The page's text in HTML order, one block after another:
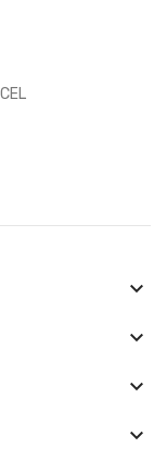
keyboard_arrow_down
keyboard_arrow_down
keyboard_arrow_down
keyboard_arrow_down